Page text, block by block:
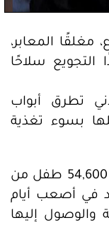
مغلقًا المعابر،
التجويع سلاحًا
تطرق أبواب
بسوء تغذية
ووفق دراسة أممية، يعاني أكثر من 54,600 طفل من
في أصعب أيام
إليها